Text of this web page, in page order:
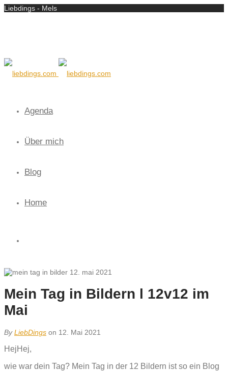
Liebdings - Mels
Agenda
Über mich
Blog
Home
Mein Tag in Bildern l 12v12 im
Mai
ByLiebDings on 12. Mai 2021
HejHej,
wie war dein Tag? Mein Tag in der 12 Bildern ist so ein Blog